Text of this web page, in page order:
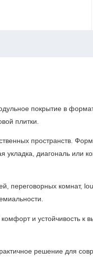
покрытие в
плитки.
пространств.
укладка, диагональ или
переговорных комнат,
и устойчивость к
решение для